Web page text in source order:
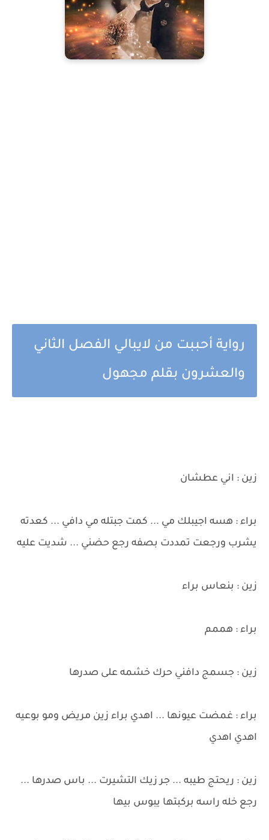
رواية أحببت من لايبالي الفصل الثاني
والعشرون بقلم مجهول
زين : اني عطشان
براء : هسه اجيبلك مي ... كمت جبتله مي دافي ... كعدته
يشرب ورجعت تمددت بصفه رجع حضني ... شديت عليه
زين : بنعاس براء
براء : هممم
زين : جسمج دافني حرك خشمه على صدرها
براء : غمضت عيونها ... اهدي براء زين مريض ومو بوعيه
اهدي اهدي
زين : ريحتج طيبه ... جر زيك التشيرت ... باس صدرها ...
رجع خله راسه بركبتها يبوس بيها